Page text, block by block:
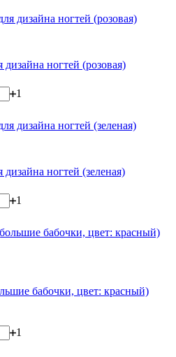
ногтей (розовая)
1
ногтей (зеленая)
1
бабочки, цвет: красный)
1